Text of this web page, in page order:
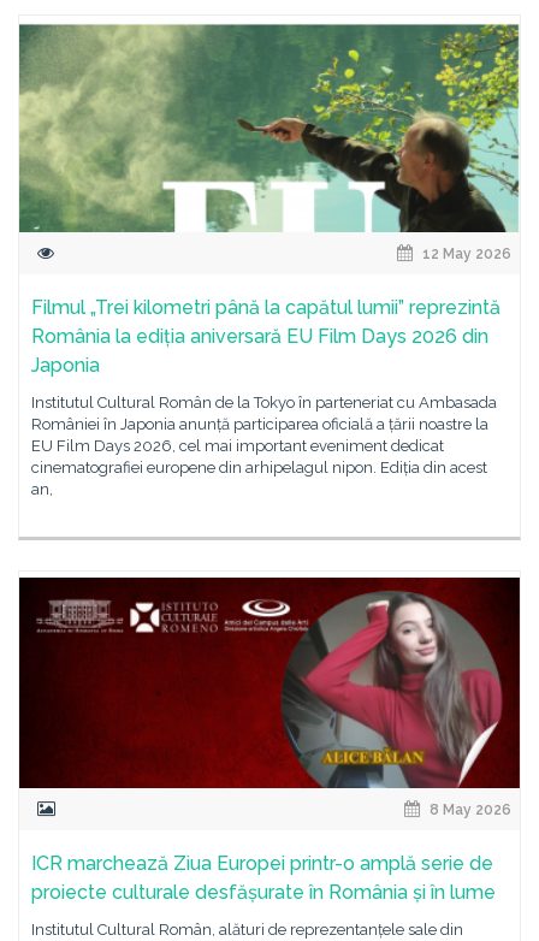
12 May 2026
Filmul „Trei kilometri până la capătul lumii” reprezintă
România la ediția aniversară EU Film Days 2026 din
Japonia
Institutul Cultural Român de la Tokyo în parteneriat cu Ambasada
României în Japonia anunță participarea oficială a țării noastre la
EU Film Days 2026, cel mai important eveniment dedicat
cinematografiei europene din arhipelagul nipon. Ediția din acest
an,
8 May 2026
ICR marchează Ziua Europei printr-o amplă serie de
proiecte culturale desfășurate în România și în lume
Institutul Cultural Român, alături de reprezentanțele sale din